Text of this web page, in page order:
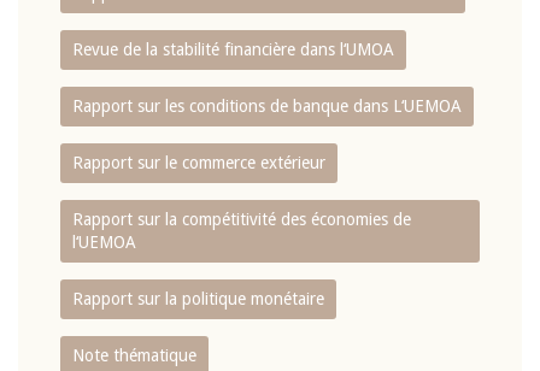
Revue de la stabilité financière dans l‘UMOA
Rapport sur les conditions de banque dans L‘UEMOA
Rapport sur le commerce extérieur
Rapport sur la compétitivité des économies de
l‘UEMOA
Rapport sur la politique monétaire
Note thématique